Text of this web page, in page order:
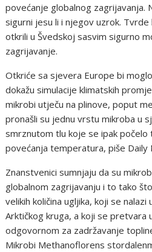
povećanje globalnog zagrijavanja.
sigurni jesu li i njegov uzrok.
otkrili u Švedskoj sasvim sigurno
zagrijavanje.
Otkriće sa sjevera Europe bi
dokažu simulacije klimatskih
mikrobi utječu na plinove, poput
pronašli su jednu vrstu mikroba u
smrznutom tlu koje se ipak
povećanja temperatura, piše Daily
Znanstvenici sumnjaju da su
globalnom zagrijavanju i to tako
velikih količina ugljika, koji se
Arktičkog kruga, a koji se pretvara
odgovornom za zadržavanje
Mikrobi Methanoflorens